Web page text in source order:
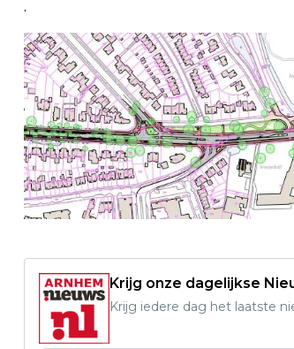
.
Krijg onze dagelijkse
Krijg iedere dag het laatste